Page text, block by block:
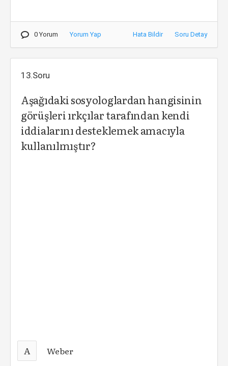
0 Yorum Yorum Yap Hata Bildir Soru Detay
13.Soru
Aşağıdaki sosyologlardan hangisinin
görüşleri ırkçılar tarafından kendi
iddialarını desteklemek amacıyla
kullanılmıştır?
A Weber